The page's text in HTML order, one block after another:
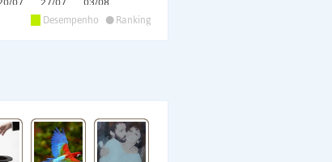
Desempenho •
Ranking